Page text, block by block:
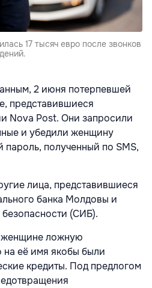
17 тысяч евро после звонков
2 июня потерпевшей
представившиеся
Nova Post. Они запросили
и убедили женщину
полученный по SMS,
лица, представившиеся
банка Молдовы и
(СИБ).
ложную
её имя якобы были
кредиты. Под предлогом